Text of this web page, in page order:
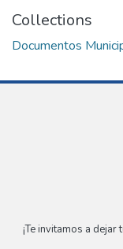
Collections
Documentos
¡Te invitamos a